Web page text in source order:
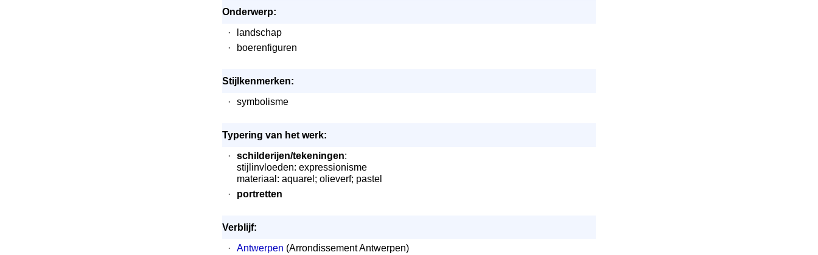
Onderwerp:
·
landschap
·
boerenfiguren
Stijlkenmerken:
·
symbolisme
Typering van het werk:
·
schilderijen/tekeningen:
stijlinvloeden: expressionisme
materiaal: aquarel; olieverf; pastel
·
portretten
Verblijf:
·
Antwerpen (Arrondissement Antwerpen)